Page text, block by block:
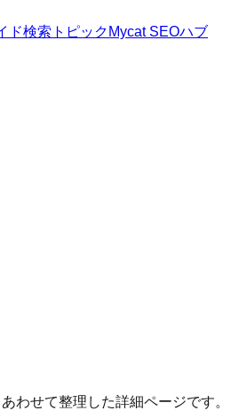
ド検索トピック Mycat SEOハブ
わせて整理した詳細ページです。